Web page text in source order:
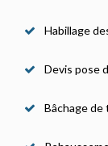
Habillage
Devis pose
Bâchage de